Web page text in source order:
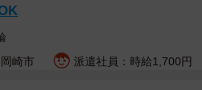
崎市 派遣社員：時給1,700円